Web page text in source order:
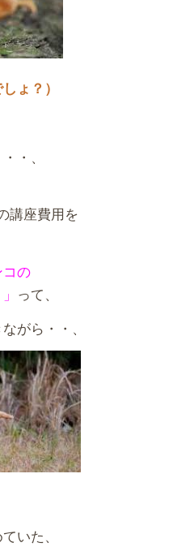
ょ？ ）
・、
講座費用を
コの
って、
がら・・、
いた、